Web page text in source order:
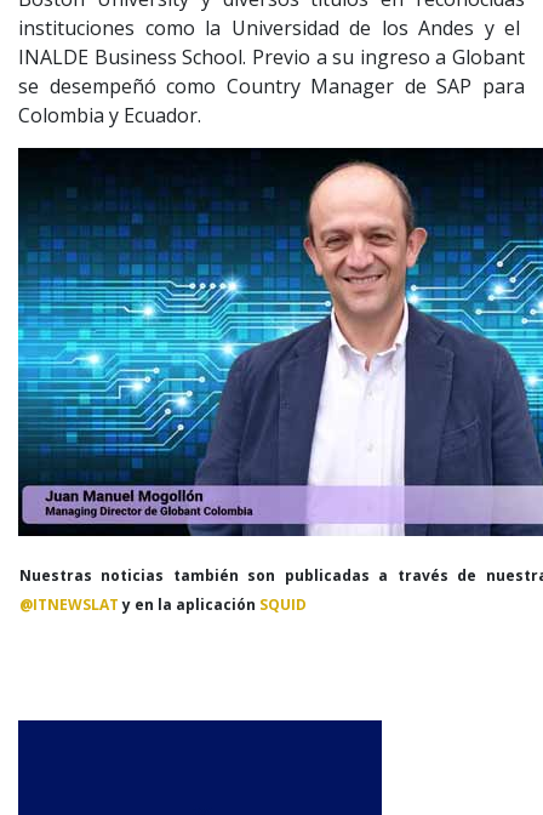
instituciones como la Universidad de los Andes y el
INALDE Business School. Previo a su ingreso a Globant
se desempeñó como Country Manager de SAP para
Colombia y Ecuador.
Nuestras noticias también son publicadas a través de
@ITNEWSLATy en la aplicación SQUID